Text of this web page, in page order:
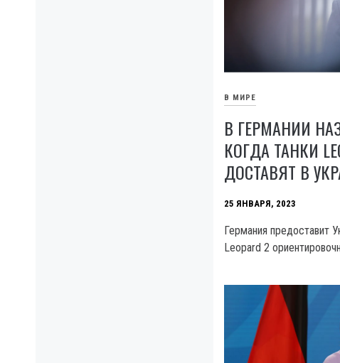
В МИРЕ
В ГЕРМАНИИ
КОГДА ТАНКИ
ДОСТАВЯТ В
25 ЯНВАРЯ, 2023
Германия предоставит
Leopard 2